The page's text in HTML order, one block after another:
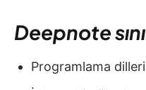
Deepnote
Programlama dilleri